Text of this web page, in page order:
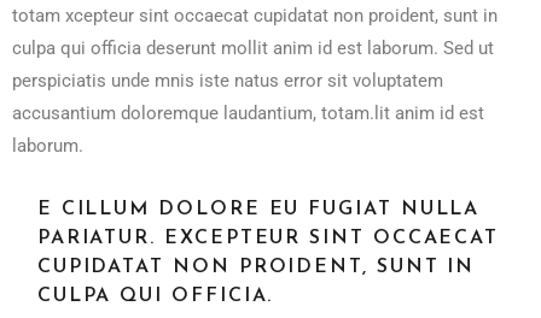
totam xcepteur sint occaecat cupidatat non proident, sunt in
culpa qui officia deserunt mollit anim id est laborum. Sed ut
perspiciatis unde mnis iste natus error sit voluptatem
accusantium doloremque laudantium, totam.lit anim id est
laborum.
E CILLUM DOLORE EU FUGIAT NULLA
PARIATUR. EXCEPTEUR SINT OCCAECAT
CUPIDATAT NON PROIDENT, SUNT IN
CULPA QUI OFFICIA.